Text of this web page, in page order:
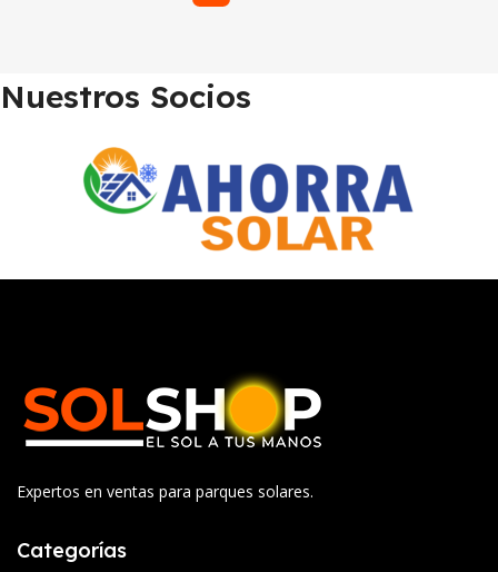
Nuestros Socios
Expertos en ventas para parques solares.
Categorías